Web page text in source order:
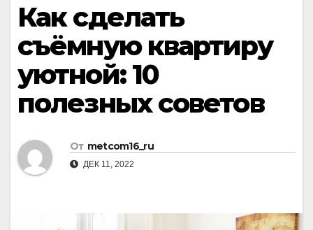
Как сделать
съёмную квартиру
уютной: 10
полезных советов
От metcom16_ru
ДЕК 11, 2022